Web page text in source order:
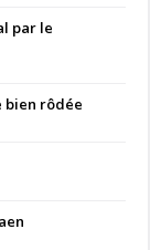
par le
bien rôdée